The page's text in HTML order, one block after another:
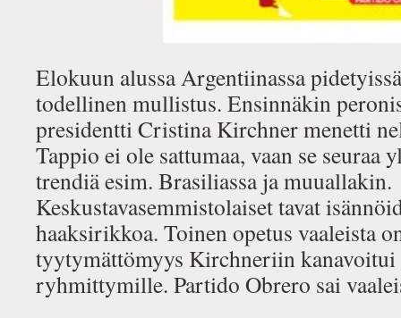
Elokuun alussa Argentiinassa
todellinen mullistus. Ensinnäkin
presidentti Cristina Kirchner menetti
Tappio ei ole sattumaa, vaan se seuraa
trendiä esim. Brasiliassa ja muuallakin.
Keskustavasemmistolaiset tavat
haaksirikkoa. Toinen opetus vaaleista
tyytymättömyys Kirchneriin
ryhmittymille. Partido Obrero sai